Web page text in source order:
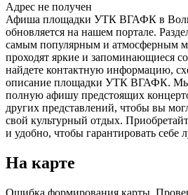
Адрес не получен
Афиша площадки УТК ВГАФК в
обновляется на нашем портале.
самым популярным и атмосферным
проходят яркие и запоминающиеся
найдете контактную информацию,
описание площадки УТК ВГАФК. Мы
полную афишу предстоящих
других представлений, чтобы вы
свой культурный отдых.
и удобно, чтобы гарантировать себе
На карте
Ошибка формирования карты.